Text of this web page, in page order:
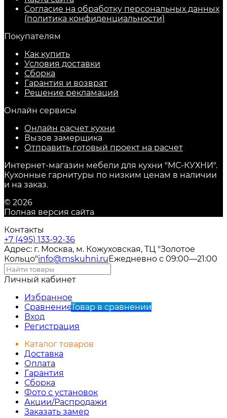
Согласие на обработку персональных данных
(политика конфиденциальности)
Покупателям
Как купить
Условия доставки
Сборка
Гарантия и возврат
Решение рекламаций
Онлайн сервисы
Онлайн расчет кухни
Вызов замерщика
Отправить готовый проект на расчет
Интернет-магазин мебели для кухни "МС-КУХНИ".
Кухонные гарнитуры по низким ценам в наличии
и на заказ.
© 2026
Полная версия сайта
Контакты
+7 (495) 133-92-36
Адрес: г. Москва, м. Кожуховская, ТЦ "Золотое
Кольцо"info@mskuhni.ruЕжедневно с 09:00—21:00
Личный кабинет
Избранное
СравнениеТовар в сравнении
Вход
Регистрация
Каталог товаров
Доставка
Оплата
Гарантия
Сборка
Фото с установок
Акции/Распродажи
Заказать замер